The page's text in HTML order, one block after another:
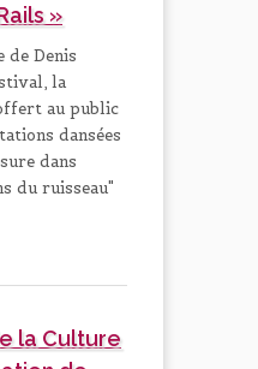
»
de Denis
la
au public
dansées
dans
du ruisseau"
la Culture